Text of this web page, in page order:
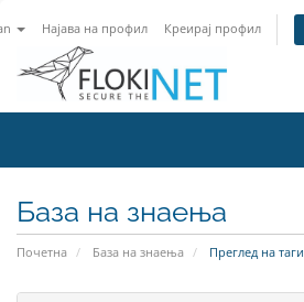
Најава на профил Креирај профил
База на знаења
Почетна База на знаења Преглед на